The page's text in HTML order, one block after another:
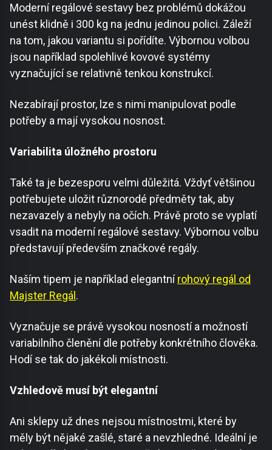
Moderní regálové sestavy bez problémů dokážou
unést klidně i 300 kg na jednu jedinou polici. Záleží
na tom, jakou variantu si pořídíte. Výbornou volbou
jsou například spolehlivé kovové systémy
vyznačující se relativně tenkou konstrukcí.
Nezabírají prostor, lze s nimi manipulovat podle
potřeby a mají vysokou nosnost.
Variabilita úložného prostoru
Také ta je bezesporu velmi důležitá. Vždyť většinou
potřebujete uložit různorodé předměty tak, aby
nezavazely a nebyly na očích. Právě proto se vyplatí
vsadit na moderní regálové sestavy. Výbornou volbu
představují především značkové regály.
Naším tipem je například elegantnírohový regál od
Majster Regál.
Vyznačuje se právě vysokou nosností a možností
variabilního členění dle potřeby konkrétního člověka.
Hodí se tak do jakékoli místnosti.
Vzhledově musí být elegantní
Ani sklepy už dnes nejsou místnostmi, které by
měly být nějaké zašlé, staré a nevzhledné. Ideální je